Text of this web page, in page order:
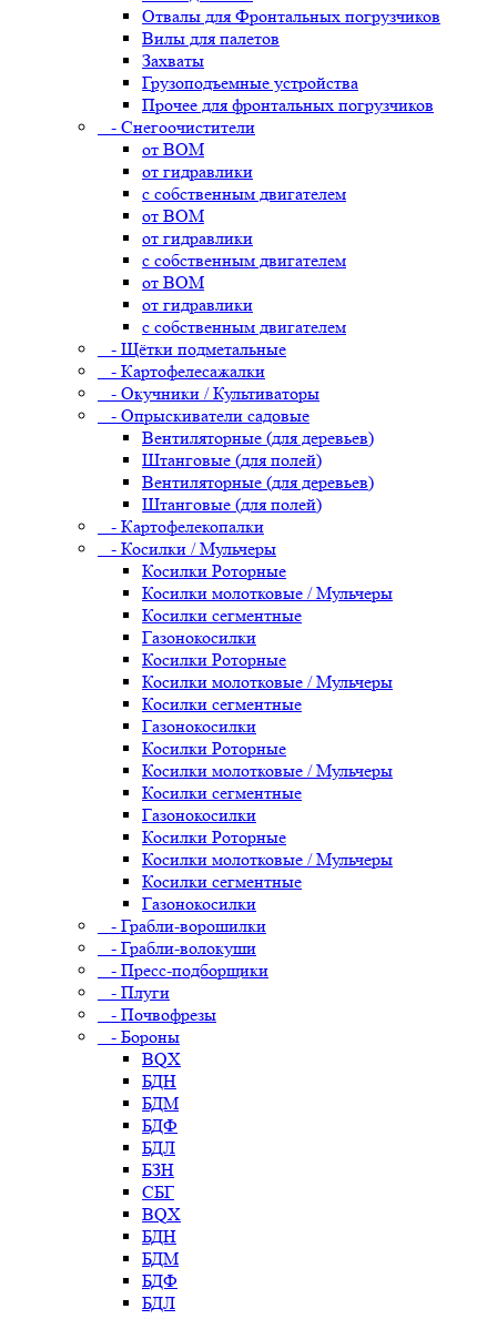
Отвалы для Фронтальных погрузчиков
Вилы для палетов
Захваты
Грузоподъемные устройства
Прочее для фронтальных погрузчиков
- Снегоочистители
от ВОМ
от гидравлики
с собственным двигателем
от ВОМ
от гидравлики
с собственным двигателем
от ВОМ
от гидравлики
с собственным двигателем
- Щётки подметальные
- Картофелесажалки
- Окучники / Культиваторы
- Опрыскиватели садовые
Вентиляторные (для деревьев)
Штанговые (для полей)
Вентиляторные (для деревьев)
Штанговые (для полей)
- Картофелекопалки
- Косилки / Мульчеры
Косилки Роторные
Косилки молотковые / Мульчеры
Косилки сегментные
Газонокосилки
Косилки Роторные
Косилки молотковые / Мульчеры
Косилки сегментные
Газонокосилки
Косилки Роторные
Косилки молотковые / Мульчеры
Косилки сегментные
Газонокосилки
Косилки Роторные
Косилки молотковые / Мульчеры
Косилки сегментные
Газонокосилки
- Грабли-ворошилки
- Грабли-волокуши
- Пресс-подборщики
- Плуги
- Почвофрезы
- Бороны
BQX
БДН
БДМ
БДФ
БДЛ
БЗН
СБГ
BQX
БДН
БДМ
БДФ
БДЛ